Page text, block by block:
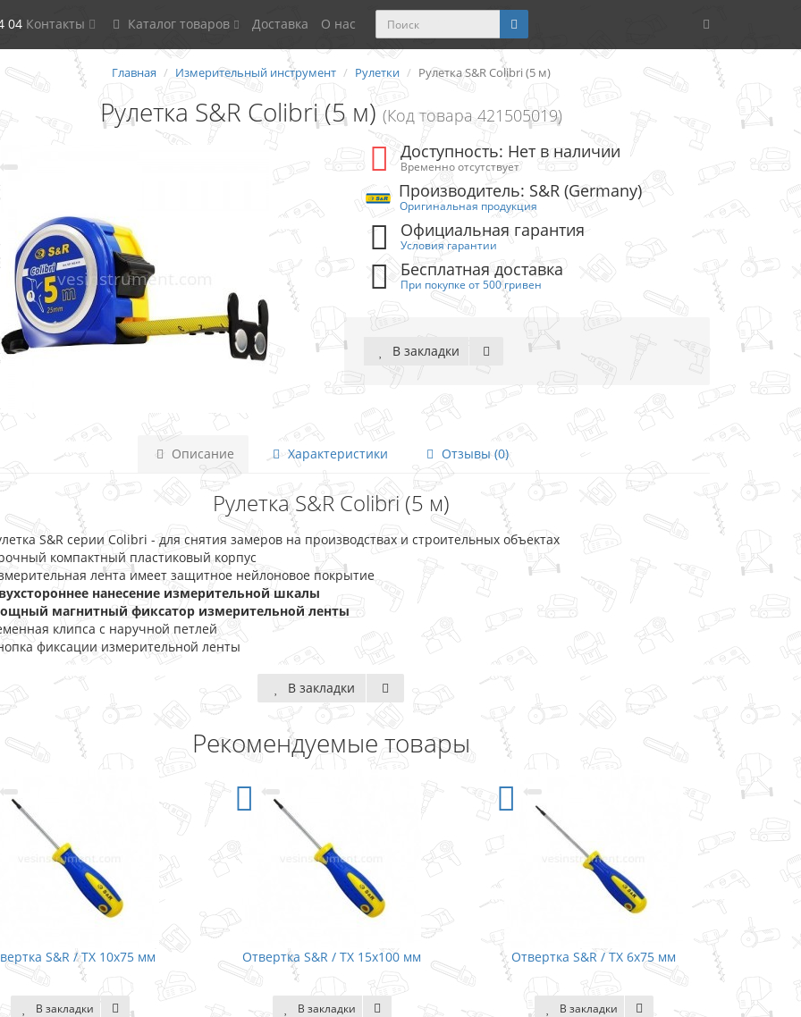
04 Контакты Каталог товаров Доставка О нас
Главная Измерительный инструмент Рулетки Рулетка S&R Colibri (5 м)
Рулетка S&R Colibri (5 м) (Код товара 421505019)
Доступность: Нет в наличии
Временно отсутствует
Производитель: S&R (Germany)
Оригинальная продукция
Официальная гарантия
Условия гарантии
Бесплатная доставка
При покупке от 500 гривен
В закладки
Описание Характеристики Отзывы (0)
Рулетка S&R Colibri (5 м)
S&R серии Colibri - для снятия замеров на производствах и строительных объектах
компактный пластиковый корпус
лента имеет защитное нейлоновое покрытие
нанесение измерительной шкалы
магнитный фиксатор измерительной ленты
клипса с наручной петлей
фиксации измерительной ленты
В закладки
Рекомендуемые товары
S&R / TX 10х75 мм
В закладки
Отвертка S&R / TX 15х100 мм
В закладки
Отвертка S&R / TX 6х75 мм
В закладки